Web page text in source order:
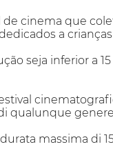
cinema que
a crianças
seja inferior a
qualunque
massima di